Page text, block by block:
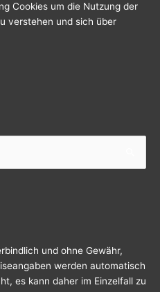
Cookies um die Nutzung der
verstehen und sich über
und ohne Gewähr,
werden automatisch
es kann daher im Einzelfall zu